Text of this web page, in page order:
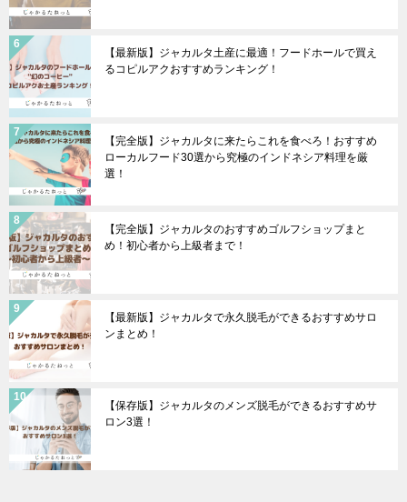
【最新版】ジャカルタ土産に最適！フードホールで買え
るコピルアクおすすめランキング！
【完全版】ジャカルタに来たらこれを食べろ！おすすめ
ローカルフード30選から究極のインドネシア料理を厳
選！
【完全版】ジャカルタのおすすめゴルフショップまと
め！初心者から上級者まで！
【最新版】ジャカルタで永久脱毛ができるおすすめサロ
ンまとめ！
【保存版】ジャカルタのメンズ脱毛ができるおすすめサ
ロン3選！